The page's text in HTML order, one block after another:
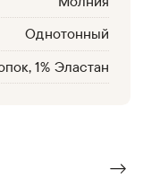
Однотонный
1% Эластан